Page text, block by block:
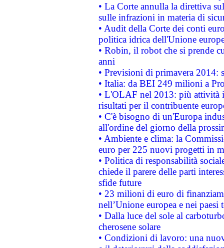
• La Corte annulla la direttiva
sulle infrazioni in materia di
• Audit della Corte dei conti
politica idrica dell'Unione
• Robin, il robot che si prende
anni
• Previsioni di primavera 2014:
• Italia: da BEI 249 milioni a
• L'OLAF nel 2013: più attività
risultati per il contribuente
• C'è bisogno di un'Europa
all'ordine del giorno della
• Ambiente e clima: la
euro per 225 nuovi progetti in
• Politica di responsabilità
chiede il parere delle parti
sfide future
• 23 milioni di euro di
nell’Unione europea e nei paesi
• Dalla luce del sole al
cherosene solare
• Condizioni di lavoro: una